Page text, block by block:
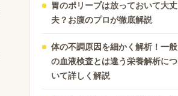
胃のポリープは放っておいて大丈
夫？お腹のプロが徹底解説
体の不調原因を細かく解析！一般
の血液検査とは違う栄養解析につ
いて詳しく解説